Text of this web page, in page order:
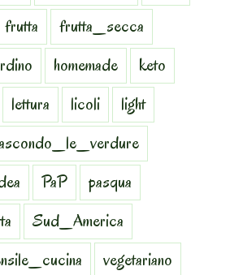
frutta
frutta_secca
homemade
keto
lettura licoli
light
PaP
pasqua
Sud_America
vegetariano